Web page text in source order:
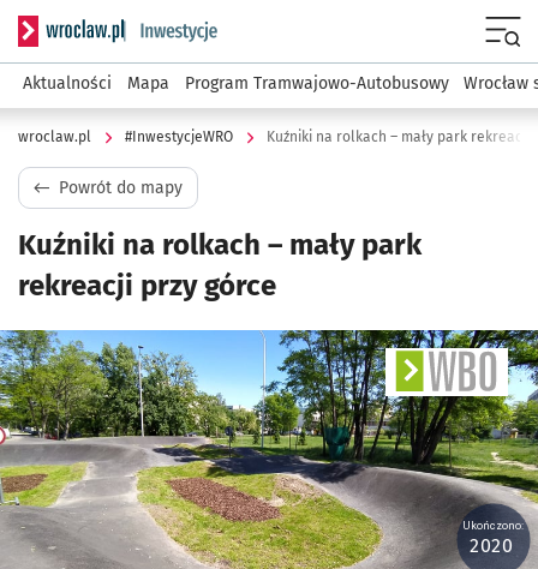
Serwis informacyjny wroclaw.pl podserwis:
Aktualności Mapa Program Tramwajowo-Autobusowy Wrocław
wroclaw.pl #InwestycjeWRO Kuźniki na rolkach – mały park rekreacji
Powrót do mapy
Kuźniki na rolkach – mały park
rekreacji przy górce
Ukończono:
2020